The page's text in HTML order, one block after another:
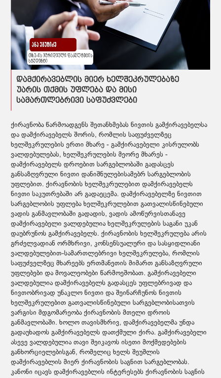
დამქირავებლის მიერ ხელშეკრულებაზე
უარის თქმის უფლება და მისი
სამართლებრივი საფუძვლები
ქირავნობა წარმოადგენს შეთანხმებას ნივთის გამქირავებელსა
და დამქირავებელს შორის, რომლის საფუძველზეც
ხელშეკრულების ერთი მხარე - გამქირავებელი კისრულობს
ვალდებულებას, ხელშეკრულების მეორე მხარეს -
დამქირავებელს დროებით სარგებლობაში გადასცეს
განსაზღვრული ნივთი დანიშნულებისამებრ სარგებლობის
უფლებით. ქირავნობის ხელშეკრულებით დამქირავებელს
ნივთი საკუთრებაში არ გადაეცემა. დამქირავებელზე ნივთით
სარგებლობის უფლება ხელშეკრულებით გათვალისწინებული
ვადის განმავლობაში გადადის, ვადის ამოწურვისთანავე
დამქირავებელი ვალდებულია ხელშეკრულების საგანი უკან
დაუბრუნოს გამქირავებელს. ქირავნობის ხელშეკრულება არის
გრძელვადიან ორმხრივი, კონსენსუალური და სასყიდლიანი
ვალდებულებით-სამართლებრივი ხელშეკრულება, რომლის
საფუძველზეც მხარეებს ერთმანეთის მიმართ განსაზღვრული
უფლებები და მოვალეობები წარმოეშობათ. გამქირავებელი
ვალდებულია დამქირავებელს გადასცეს უფლებრივად და
ნივთობრივად უნაკლო ნივთი და შეინარჩუნოს ნივთის
ხელშეკრულებით გათვალისწინებული სარგებლობისათვის
ვარგისი მდგომარეობა ქირავნობის მთელი დროის
განმავლობაში. ხოლო თავისმხრივ, დამქირავებელმა უნდა
გადაუხადოს გამქირავებელს დათქმული ქირა. გამქირავებელი
ასევე ვალდებულია თავი შეიკავოს ისეთი მოქმედებების
განხორციელებისგან, რომელიც ხელს შეუშლის
დამქირავებლის მიერ ქირავნობის საგნით სარგებლობას.
კანონი იცავს დამქირავებლის ინტერესებს ქირავნობის საგნის